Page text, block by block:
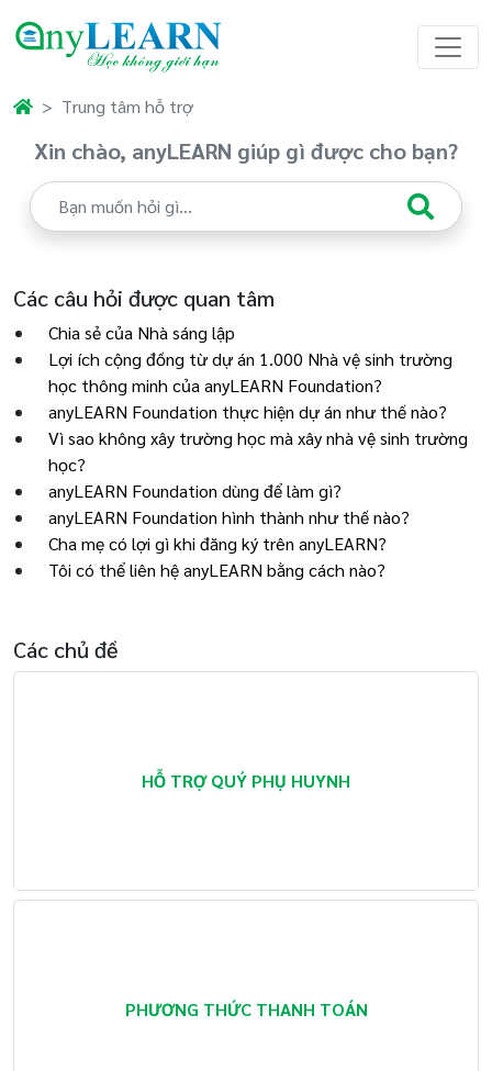
Trung tâm hỗ trợ
Xin chào, anyLEARN giúp gì được cho bạn?
Các câu hỏi được quan tâm
Chia sẻ của Nhà sáng lập
Lợi ích cộng đồng từ dự án 1.000 Nhà vệ sinh trường
học thông minh của anyLEARN Foundation?
anyLEARN Foundation thực hiện dự án như thế nào?
Vì sao không xây trường học mà xây nhà vệ sinh trường
học?
anyLEARN Foundation dùng để làm gì?
anyLEARN Foundation hình thành như thế nào?
Cha mẹ có lợi gì khi đăng ký trên anyLEARN?
Tôi có thể liên hệ anyLEARN bằng cách nào?
Các chủ đề
HỖ TRỢ QUÝ PHỤ HUYNH
PHƯƠNG THỨC THANH TOÁN